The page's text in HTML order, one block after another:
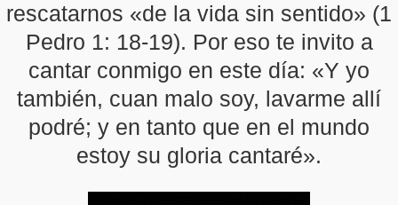
rescatarnos «de la vida sin sentido» (1
Pedro 1: 18-19). Por eso te invito a
cantar conmigo en este día: «Y yo
también, cuan malo soy, lavarme allí
podré; y en tanto que en el mundo
estoy su gloria cantaré».